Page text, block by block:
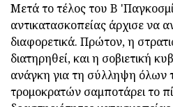
Μετά το τέλος του Β
αντικατασκοπείας άρχισε να
διαφορετικά. Πρώτον, η
διατηρηθεί, και η σοβιετική
ανάγκη για τη σύλληψη όλων
τρομοκρατών σαμποτάρει το